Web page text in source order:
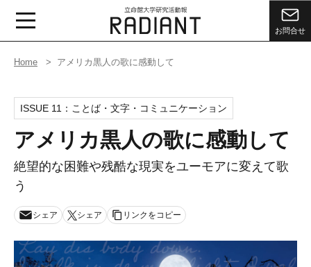
お問合せ
Home アメリカ黒人の歌に感動して
ISSUE 11： ことば・文字・コミュニケーション
アメリカ黒人の歌に感動して
絶望的な困難や残酷な現実をユーモアに変えて歌
う
シェア シェア リンクをコピー